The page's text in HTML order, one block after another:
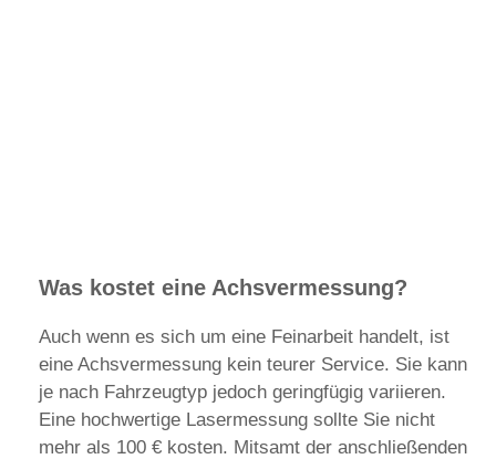
Was kostet eine Achsvermessung?
Auch wenn es sich um eine Feinarbeit handelt, ist
eine Achsvermessung kein teurer Service. Sie kann
je nach Fahrzeugtyp jedoch geringfügig variieren.
Eine hochwertige Lasermessung sollte Sie nicht
mehr als 100 € kosten. Mitsamt der anschließenden